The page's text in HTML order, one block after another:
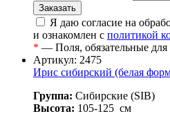
Я даю согласие на
и ознакомлен с политикой
* — Поля, обязательные для
Артикул: 2475
Ирис сибирский (белая
Группа: Сибирские (SIB)
Высота: 105-125 см